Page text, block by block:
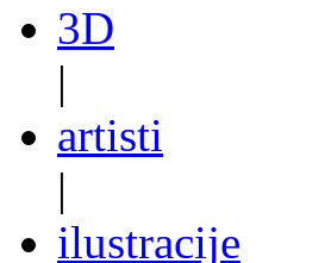
3D
|
artisti
|
ilustracije